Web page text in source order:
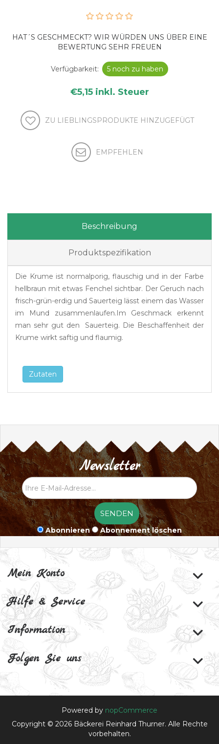
HAT´S GESCHMECKT? WIR WÜRDEN UNS ÜBER EINE
BEWERTUNG SEHR FREUEN
Verfügbarkeit: 5 noch zu haben
€5,15 inkl. Steuer
Beschreibung
Produktspezifikation
Die Krume ist normalporig, flauschig und in der Farbe
hellbraun mit etwas Fenchel sichtbar. Der Geruch nach
frisch-grün-erdig und Sauerteig lässt einem das Wasser
im Mund zusammenlaufen.Im Geschmack erkennt
man sehr gut den Sauerteig. Die Beschaffenheit der
Krume wirkt saftig und flaumig.
Zutaten
Newsletter
Abonnieren Abonnement löschen
Mein Konto
Hilfe & Service
Information
Folgen Sie uns
Powered by nopCommerce
Copyright © 2026 Bäckerei Reinhard Thurner. Alle Rechte
vorbehalten.